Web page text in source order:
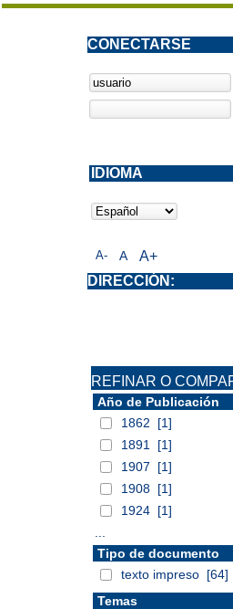
A- A A+
CONECTARSE
DIRECCIÓN:
IDIOMA
REFINAR O
Año de Publicación
1862
[1]
1891
[1]
1907
[1]
1908 [1]
1924 [1]
Tipo de documento
texto impreso [64]
Temas